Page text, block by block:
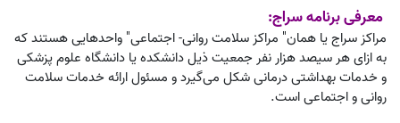
معرفی برنامه سراج:
مراکز سراج یا همان" مراکز سلامت روانی- اجتماعی" واحدهایی هستند که
به ازای هر سیصد هزار نفر جمعیت ذیل دانشکده یا دانشگاه علوم پزشکی
و خدمات بهداشتی درمانی شکل میگیرد و مسئول ارائه خدمات سلامت
روانی و اجتماعی است.